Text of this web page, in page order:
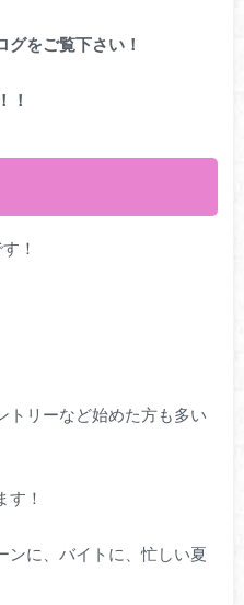
をご覧下さい！
！
！
トリーなど始めた方も多い
す！
ンに、バイトに、忙しい夏